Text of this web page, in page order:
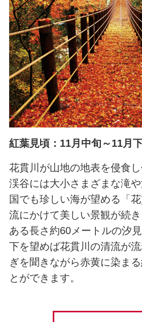
紅葉見頃：11月中旬～11月
花貫川が山地の地表を侵食
渓谷には大小さまざまな滝
国でも珍しい海が望める「
流にかけて美しい景観が続
ある長さ約60メートルの汐
下を望めば花貫川の清流が
ぎを聞きながら赤黄に染ま
とができます。